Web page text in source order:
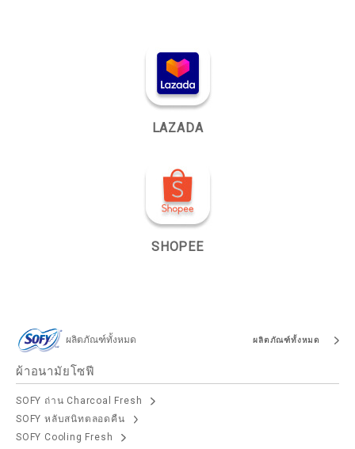
LAZADA
SHOPEE
ผลิตภัณฑ์ทั้งหมด ผลิตภัณฑ์ทั้งหมด
ผ้าอนามัยโซฟี
SOFY ถ่าน Charcoal Fresh
SOFY หลับสนิทตลอดคืน
SOFY Cooling Fresh